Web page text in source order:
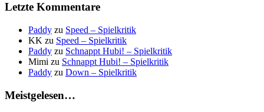
Letzte Kommentare
Paddy zu Speed – Spielkritik
KK zu Speed – Spielkritik
Paddy zu Schnappt Hubi! – Spielkritik
Mimi zu Schnappt Hubi! – Spielkritik
Paddy zu Down – Spielkritik
Meistgelesen…